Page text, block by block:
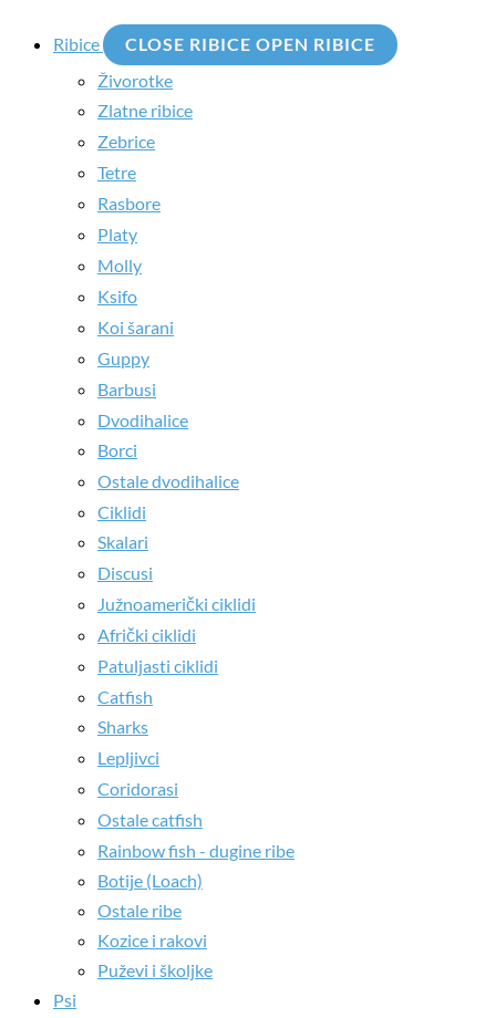
Ribice CLOSE RIBICE OPEN RIBICE
Živorotke
Zlatne ribice
Zebrice
Tetre
Rasbore
Platy
Molly
Ksifo
Koi šarani
Guppy
Barbusi
Dvodihalice
Borci
Ostale dvodihalice
Ciklidi
Skalari
Discusi
Južnoamerički ciklidi
Afrički ciklidi
Patuljasti ciklidi
Catfish
Sharks
Lepljivci
Coridorasi
Ostale catfish
Rainbow fish - dugine ribe
Botije (Loach)
Ostale ribe
Kozice i rakovi
Puževi i školjke
Psi